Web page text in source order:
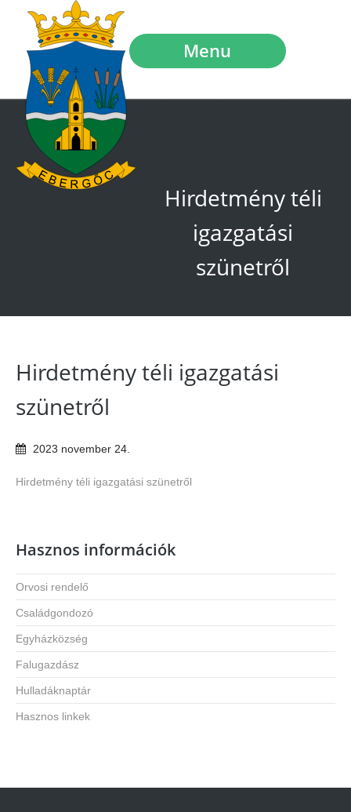
Menu
Hirdetmény téli
igazgatási
szünetről
Hirdetmény téli igazgatási
szünetről
2023 november 24
Hirdetmény téli igazgatási szünetről
Hasznos információk
Orvosi rendelő
Családgondozó
Egyházközség
Falugazdász
Hulladáknaptár
Hasznos linkek